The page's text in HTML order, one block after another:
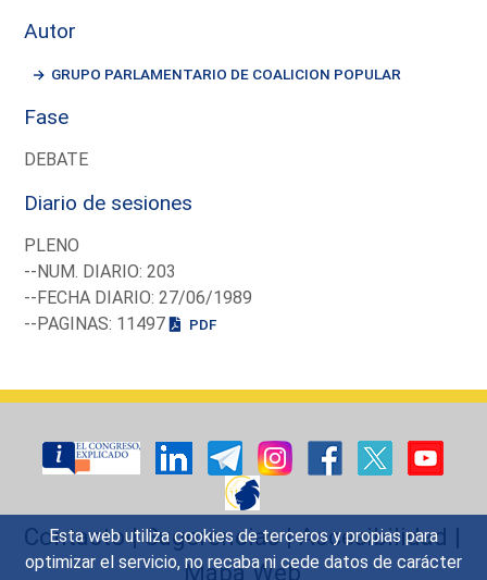
Esta web utiliza cookies de terceros y propias para
optimizar el servicio, no recaba ni cede datos de carácter
Autor
GRUPO PARLAMENTARIO DE COALICION POPULAR
Fase
DEBATE
Diario de sesiones
PLENO
--NUM. DIARIO: 203
--FECHA DIARIO: 27/06/1989
--PAGINAS: 11497
PDF
Contacto|Sugerencias|Accesibilidad |
Mapa Web